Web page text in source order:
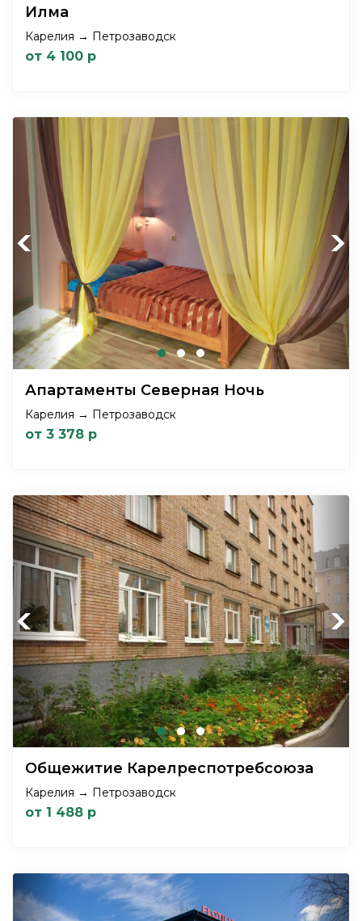
Илма
Карелия → Петрозаводск
от 4 100 р
Previous Next
Апартаменты Северная Ночь
Карелия → Петрозаводск
от 3 378 р
Previous Next
Общежитие Карелреспотребсоюза
Карелия → Петрозаводск
от 1 488 р